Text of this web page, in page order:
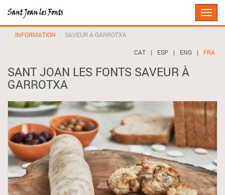
Toggle
INFORMATION
SAVEUR À GARROTXA
CAT | ESP | ENG | FRA
SANT JOAN LES FONTS SAVEUR À
GARROTXA